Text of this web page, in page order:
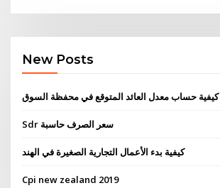
New Posts
كيفية حساب معدل العائد المتوقع في محفظة السوق
Sdr سعر الصرف حاسبة
كيفية بدء الأعمال التجارية الصغيرة في الهند
Cpi new zealand 2019